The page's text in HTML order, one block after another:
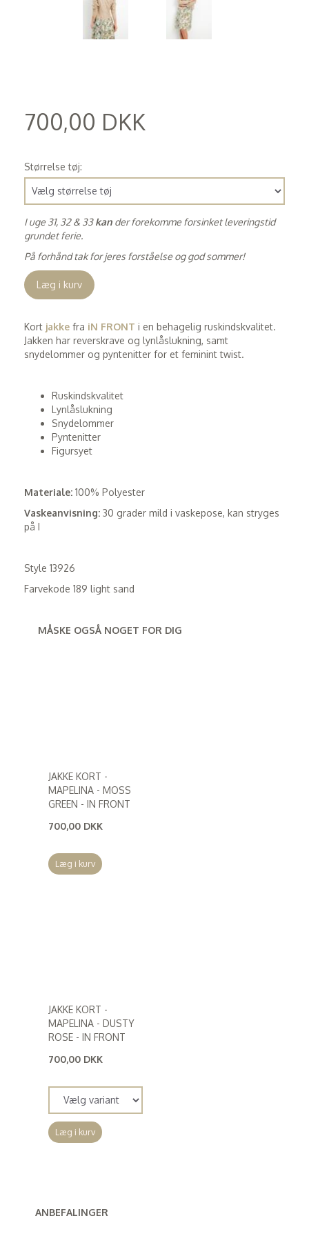
700,00 DKK
Størrelse tøj:
I uge 31, 32 & 33kan der forekomme forsinket leveringstid
grundet ferie.
På forhånd tak for jeres forståelse og god sommer!
Læg i kurv
Kort jakke fra iN FRONT i en behagelig ruskindskvalitet.
Jakken har reverskrave og lynlåslukning, samt
snydelommer og pyntenitter for et feminint twist.
Ruskindskvalitet
Lynlåslukning
Snydelommer
Pyntenitter
Figursyet
Materiale: 100% Polyester
Vaskeanvisning: 30 grader mild i vaskepose, kan stryges
på I
Style 13926
Farvekode 189 light sand
MÅSKE OGSÅ NOGET FOR DIG
JAKKE KORT -
MAPELINA - MOSS
GREEN - IN FRONT
700,00 DKK
Læg i kurv
JAKKE KORT -
MAPELINA - DUSTY
ROSE - IN FRONT
700,00 DKK
Læg i kurv
ANBEFALINGER